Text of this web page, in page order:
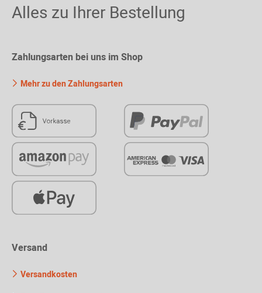
Alles zu Ihrer Bestellung
Zahlungsarten bei uns im Shop
Mehr zu den Zahlungsarten
Versand
Versandkosten